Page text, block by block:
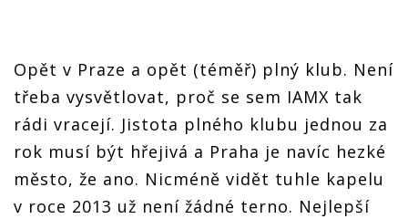
Opět v Praze a opět (téměř) plný klub. Není
třeba vysvětlovat, proč se sem IAMX tak
rádi vracejí. Jistota plného klubu jednou za
rok musí být hřejivá a Praha je navíc hezké
město, že ano. Nicméně vidět tuhle kapelu
v roce 2013 už není žádné terno. Nejlepší